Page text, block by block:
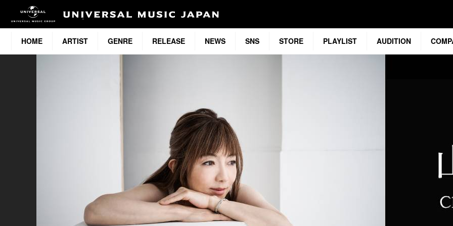
HOME ARTIST GENRE RELEASE NEWS SNS STORE PLAYLIST AUDITION